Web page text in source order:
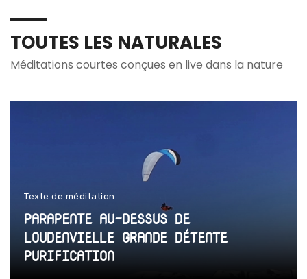
TOUTES LES NATURALES
Méditations courtes conçues en live dans la nature
Texte de méditation
PARAPENTE AU-DESSUS DE
LOUDENVIELLE GRANDE DÉTENTE
PURIFICATION